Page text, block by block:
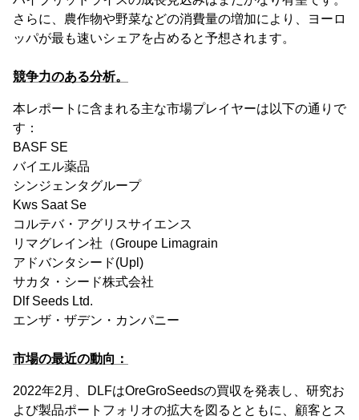
さらに、農作物や野菜などの消費量の増加により、ヨーロ
ッパが最も速いシェアを占めると予想されます。
競争力のある分析。
本レポートに含まれる主な市場プレイヤーは以下の通りで
す：
BASF SE
バイエル薬品
シンジェンタグループ
Kws Saat Se
コルテバ・アグリスサイエンス
リマグレイン社（Groupe Limagrain
アドバンタシード(Upl)
サカタ・シード株式会社
Dlf Seeds Ltd.
エンザ・ザデン・カンパニー
市場の最近の動向：
2022年2月、DLFはOreGroSeedsの買収を発表し、研究お
よび製品ポートフォリオの拡大を図るとともに、顧客とス